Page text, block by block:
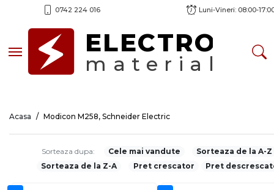
0742 224 016 Luni-Vineri: 08:00-
Toggle navigationELECTRO
material
Acasa Modicon M258, Schneider Electric
Sorteaza dupa: Cele mai vandute
Sorteaza de la A-Z
Sorteaza de la Z-A
Pret crescator Pret